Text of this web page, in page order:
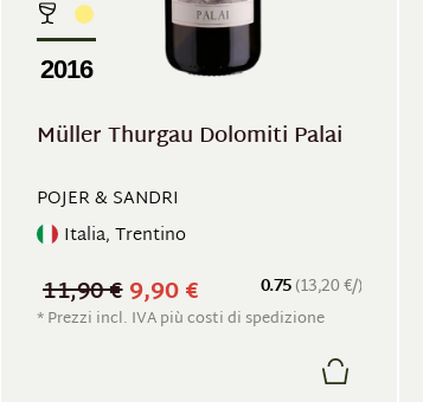
2016
Müller Thurgau Dolomiti Palai
POJER & SANDRI
Italia, Trentino
0.75(13,20 €/)
9,90 €
11,90 €
* Prezzi incl. IVA più costi di spedizione